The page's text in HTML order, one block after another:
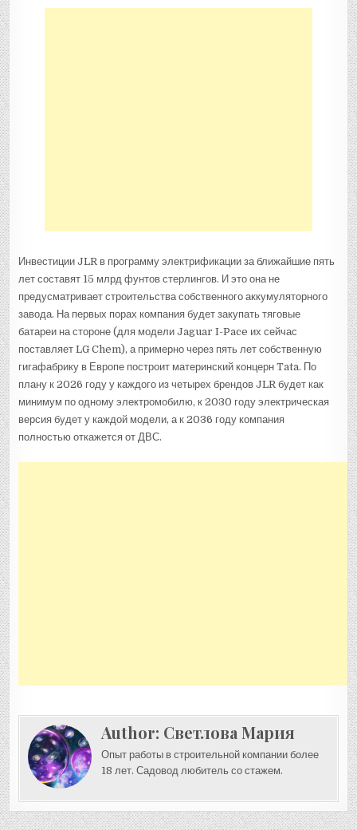
Инвестиции JLR в программу электрификации за ближайшие пять
лет составят 15 млрд фунтов стерлингов. И это она не
предусматривает строительства собственного аккумуляторного
завода. На первых порах компания будет закупать тяговые
батареи на стороне (для модели Jaguar I-Pace их сейчас
поставляет LG Chem), а примерно через пять лет собственную
гигафабрику в Европе построит материнский концерн Tata. По
плану к 2026 году у каждого из четырех брендов JLR будет как
минимум по одному электромобилю, к 2030 году электрическая
версия будет у каждой модели, а к 2036 году компания
полностью откажется от ДВС.
Author: Светлова Мария
Опыт работы в строительной компании более
18 лет. Садовод любитель со стажем.